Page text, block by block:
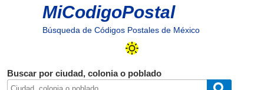
MiCodigoPostal
Búsqueda de Códigos Postales de México
Buscar por ciudad, colonia o poblado